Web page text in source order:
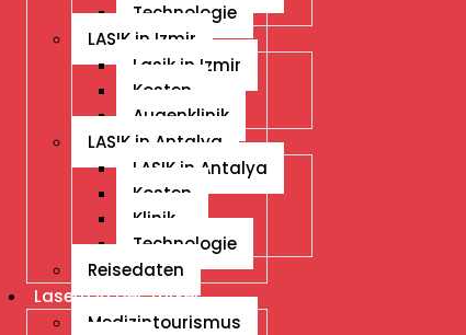
Technologie
LASIK in Izmir
Lasik in Izmir
Kosten
Augenklinik
LASIK in Antalya
LASIK in Antalya
Kosten
Klinik
Technologie
Reisedaten
Lasern in der Türkei
Medizintourismus